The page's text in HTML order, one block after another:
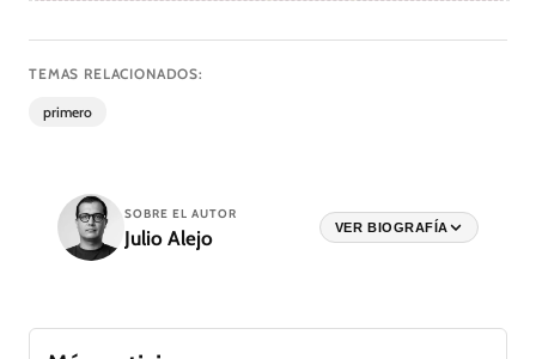
TEMAS RELACIONADOS:
primero
SOBRE EL AUTOR
Julio Alejo VER BIOGRAFÍA